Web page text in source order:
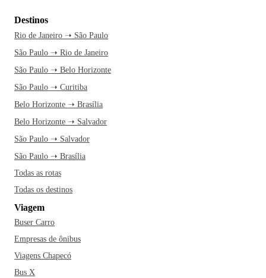
Destinos
Rio de Janeiro ➝ São Paulo
São Paulo ➝ Rio de Janeiro
São Paulo ➝ Belo Horizonte
São Paulo ➝ Curitiba
Belo Horizonte ➝ Brasília
Belo Horizonte ➝ Salvador
São Paulo ➝ Salvador
São Paulo ➝ Brasília
Todas as rotas
Todas os destinos
Viagem
Buser Carro
Empresas de ônibus
Viagens Chapecó
Bus X